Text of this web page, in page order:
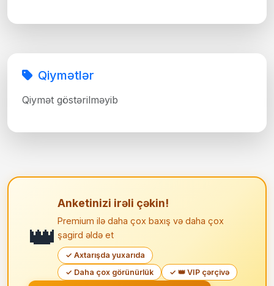
Qiymətlər
Qiymət göstərilməyib
👑
Anketinizi irəli çəkin!
Premium ilə daha çox baxış və daha çox
şagird əldə et
✓ Axtarışda yuxarıda
✓ Daha çox görünürlük
✓ 👑 VIP çərçivə